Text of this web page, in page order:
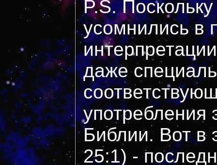
P.S.
усомнились в
даже
употребления
Библии. Вот в
25:1) -